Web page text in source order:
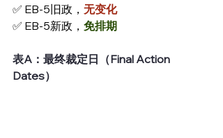
✅ EB-5旧政， 无变化
✅ EB-5新政， 免排期
表A：最终裁定日（Final Action
Dates）